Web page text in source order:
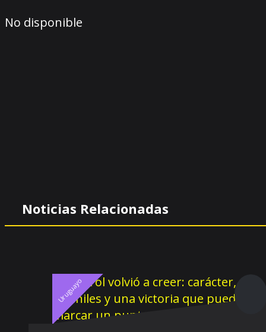
No disponible
Noticias Relacionadas
Uruguayo